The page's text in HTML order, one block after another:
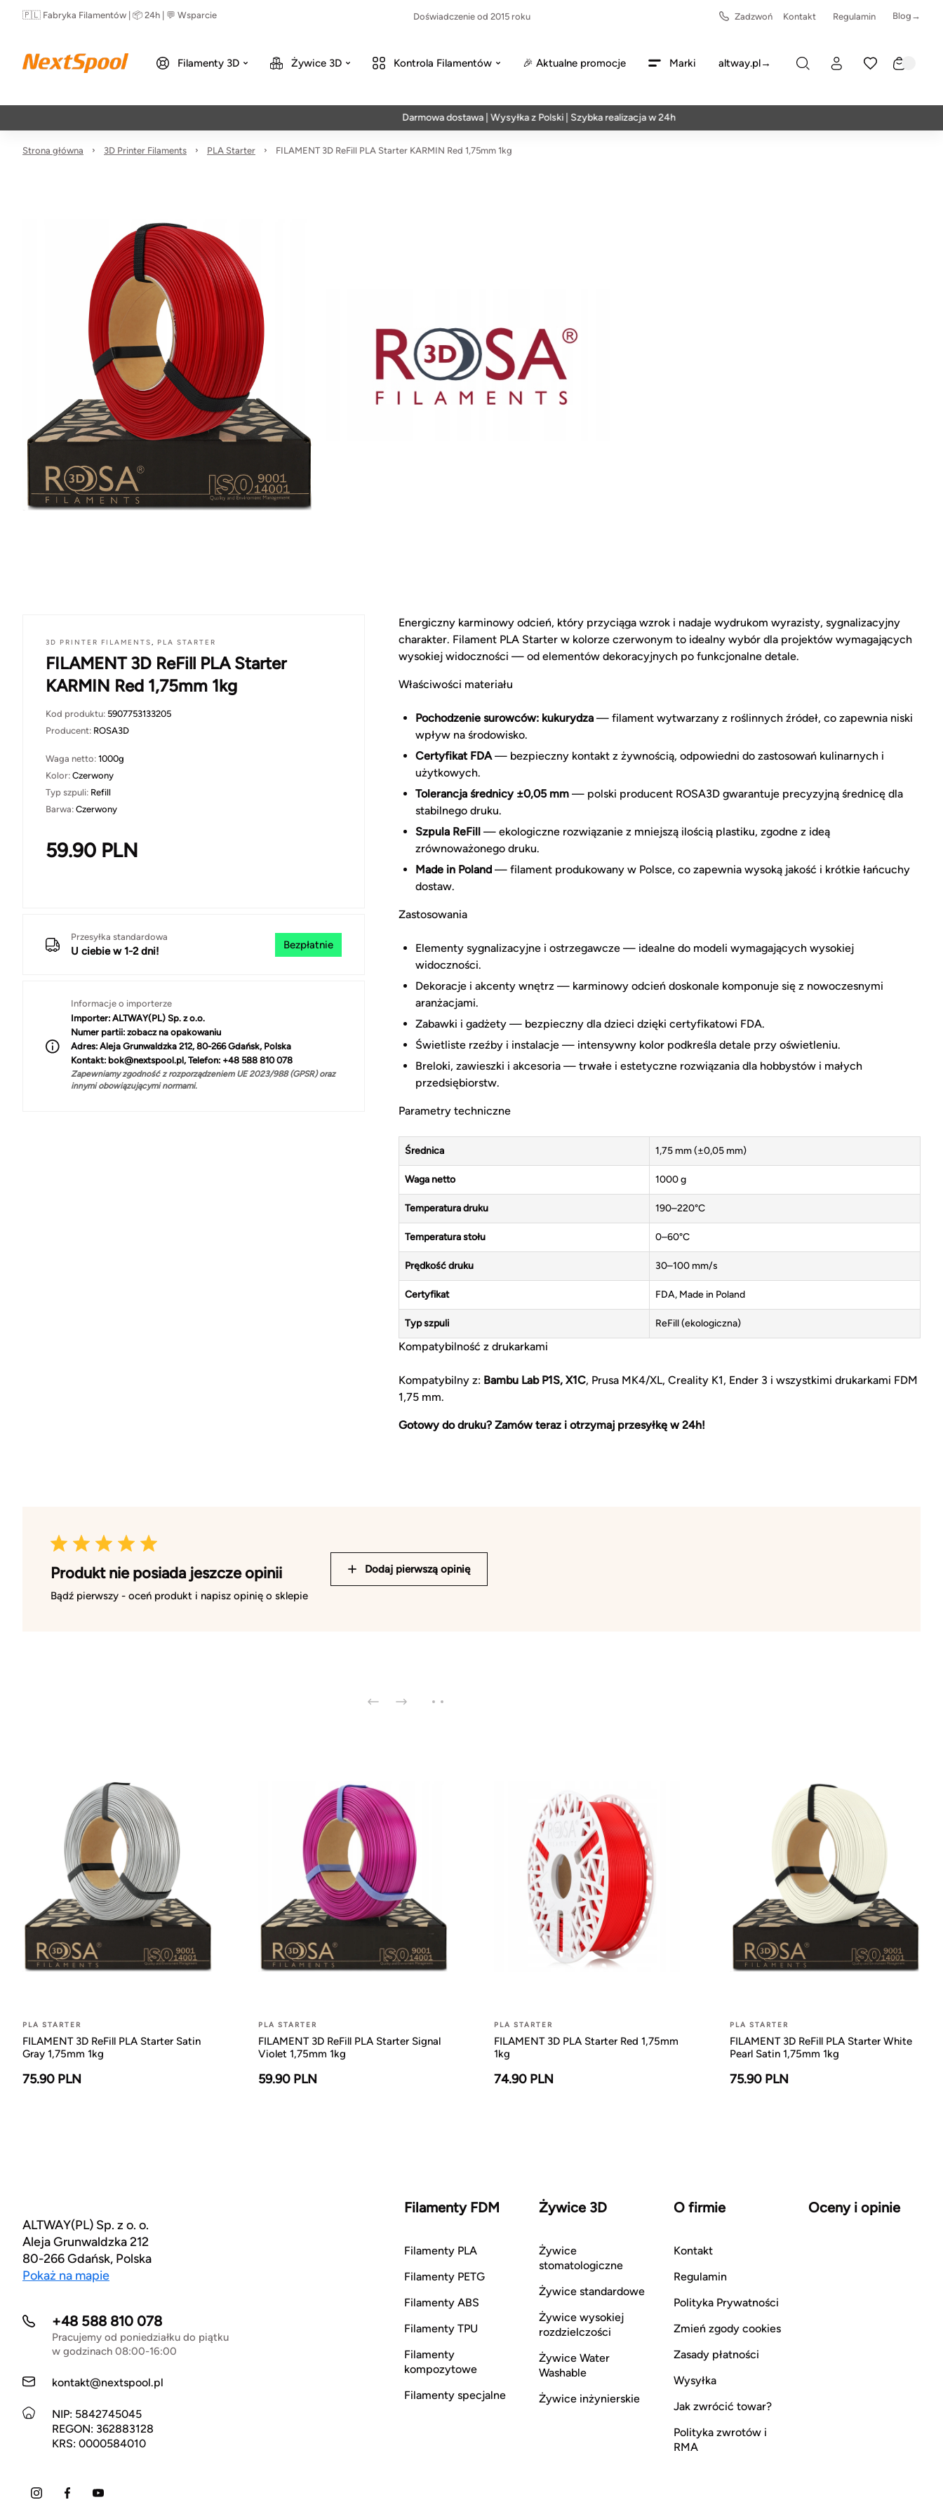
🇵🇱 Fabryka Filamentów | 📦 24h | 💬 Wsparcie Doświadczenie od 2015 roku Zadzwoń Kontakt Regulamin Blog→
Filamenty 3D Żywice 3D Kontrola Filamentów 🎉 Aktualne promocje Marki altway.pl→
Darmowa dostawa | Wysyłka z Polski | Szybka realizacja w 24h
Strona główna 3D Printer Filaments PLA Starter FILAMENT 3D ReFill PLA Starter KARMIN Red 1,75mm 1kg
3D PRINTER FILAMENTS, PLA STARTER
FILAMENT 3D ReFill PLA Starter
KARMIN Red 1,75mm 1kg
Kod produktu: 5907753133205
Producent: ROSA3D
Waga netto: 1000g
Kolor: Czerwony
Typ szpuli: Refill
Barwa: Czerwony
59.90 PLN
Przesyłka standardowa
U ciebie w 1-2 dni!
Bezpłatnie
Informacje o importerze
Importer: ALTWAY(PL) Sp. z o.o.
Numer partii: zobacz na opakowaniu
Adres: Aleja Grunwaldzka 212, 80-266 Gdańsk, Polska
Kontakt: bok@nextspool.pl, Telefon: +48 588 810 078
Zapewniamy zgodność z rozporządzeniem UE 2023/988 (GPSR) oraz
innymi obowiązującymi normami.
Energiczny karminowy odcień, który przyciąga wzrok i nadaje wydrukom wyrazisty, sygnalizacyjny
charakter. Filament PLA Starter w kolorze czerwonym to idealny wybór dla projektów wymagających
wysokiej widoczności — od elementów dekoracyjnych po funkcjonalne detale.
Właściwości materiału
Pochodzenie surowców: kukurydza — filament wytwarzany z roślinnych źródeł, co zapewnia niski
wpływ na środowisko.
Certyfikat FDA— bezpieczny kontakt z żywnością, odpowiedni do zastosowań kulinarnych i
użytkowych.
Tolerancja średnicy ±0,05 mm — polski producent ROSA3D gwarantuje precyzyjną średnicę dla
stabilnego druku.
Szpula ReFill — ekologiczne rozwiązanie z mniejszą ilością plastiku, zgodne z ideą
zrównoważonego druku.
Made in Poland — filament produkowany w Polsce, co zapewnia wysoką jakość i krótkie łańcuchy
dostaw.
Zastosowania
Elementy sygnalizacyjne i ostrzegawcze — idealne do modeli wymagających wysokiej
widoczności.
Dekoracje i akcenty wnętrz — karminowy odcień doskonale komponuje się z nowoczesnymi
aranżacjami.
Zabawki i gadżety — bezpieczny dla dzieci dzięki certyfikatowi FDA.
Świetliste rzeźby i instalacje — intensywny kolor podkreśla detale przy oświetleniu.
Breloki, zawieszki i akcesoria — trwałe i estetyczne rozwiązania dla hobbystów i małych
przedsiębiorstw.
Parametry techniczne
Średnica 1,75 mm (±0,05 mm)
Waga netto 1000 g
Temperatura druku 190–220°C
Temperatura stołu 0–60°C
Prędkość druku 30–100 mm/s
Certyfikat FDA, Made in Poland
Typ szpuli ReFill (ekologiczna)
Kompatybilność z drukarkami
Kompatybilny z: Bambu Lab P1S, X1C, Prusa MK4/XL, Creality K1, Ender 3 i wszystkimi drukarkami FDM
1,75 mm.
Gotowy do druku? Zamów teraz i otrzymaj przesyłkę w 24h!
Produkt nie posiada jeszcze opinii
Bądź pierwszy - oceń produkt i napisz opinię o sklepie
Dodaj pierwszą opinię
PLA STARTER
FILAMENT 3D ReFill PLA Starter Satin
Gray 1,75mm 1kg
75.90 PLN
PLA STARTER
FILAMENT 3D ReFill PLA Starter Signal
Violet 1,75mm 1kg
59.90 PLN
PLA STARTER
FILAMENT 3D PLA Starter Red 1,75mm
1kg
74.90 PLN
PLA STARTER
FILAMENT 3D ReFill PLA Starter White
Pearl Satin 1,75mm 1kg
75.90 PLN
ALTWAY(PL) Sp. z o. o.
Aleja Grunwaldzka 212
80-266 Gdańsk, Polska
Pokaż na mapie
+48 588 810 078
Pracujemy od poniedziałku do piątku
w godzinach 08:00-16:00
kontakt@nextspool.pl
NIP: 5842745045
REGON: 362883128
KRS: 0000584010
Filamenty FDM
Filamenty PLA
Filamenty PETG
Filamenty ABS
Filamenty TPU
Filamenty
kompozytowe
Filamenty specjalne
Żywice 3D
Żywice
stomatologiczne
Żywice standardowe
Żywice wysokiej
rozdzielczości
Żywice Water
Washable
Żywice inżynierskie
O firmie
Kontakt
Regulamin
Polityka Prywatności
Zmień zgody cookies
Zasady płatności
Wysyłka
Jak zwrócić towar?
Polityka zwrotów i
RMA
Oceny i opinie